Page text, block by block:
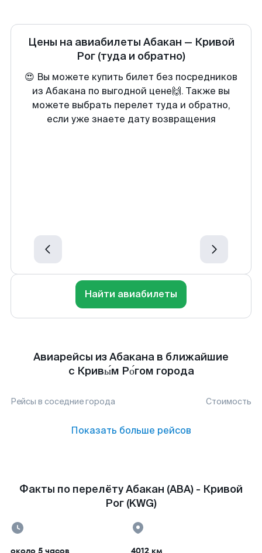
Цены на авиабилеты Абакан — Кривой
Рог (туда и обратно)
😍 Вы можете купить билет без посредников
из Абакана по выгодной цене🙌. Также вы
можете выбрать перелет туда и обратно,
если уже знаете дату возвращения
Найти авиабилеты
Авиарейсы из Абакана в ближайшие
с Кривы́м Ро́гом города
Рейсы в соседние города Стоимость
Показать больше рейсов
Факты по перелёту Абакан (ABA) - Кривой
Рог (KWG)
около 5 часов 4012 км